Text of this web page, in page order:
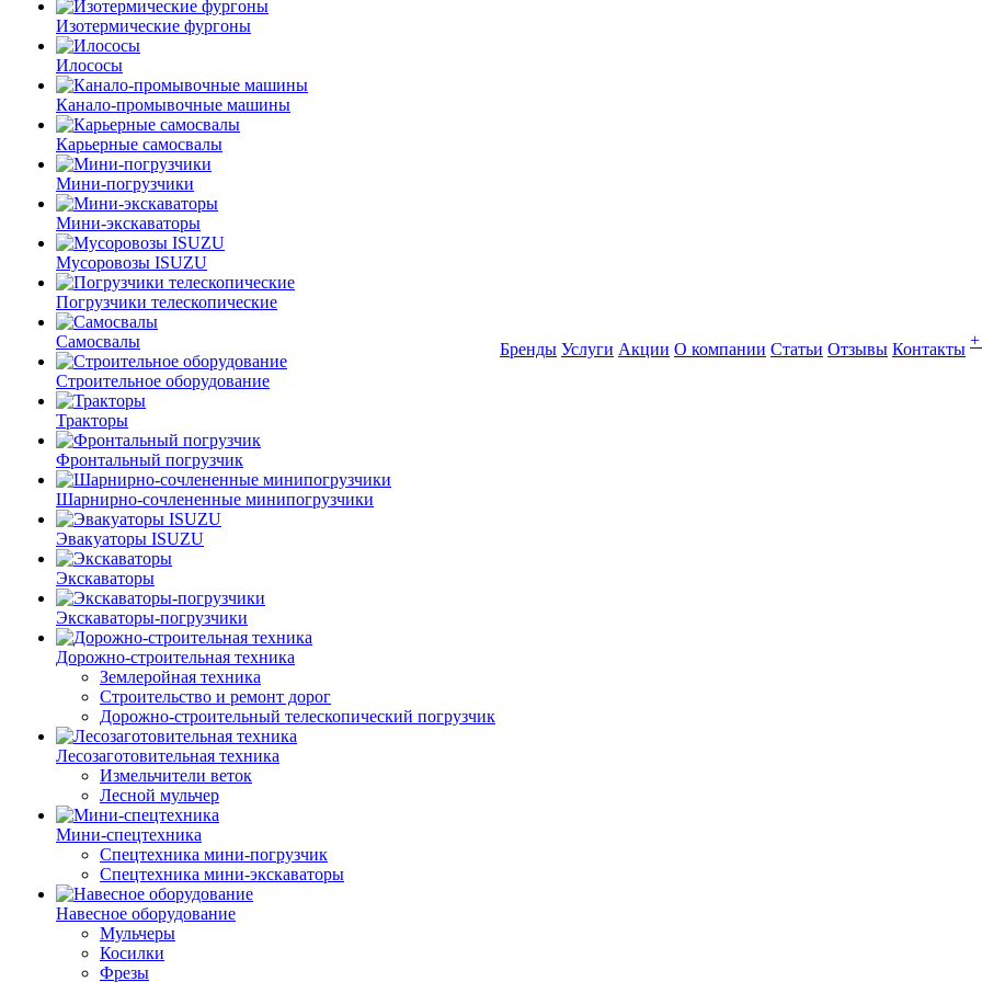
Изотермические фургоны
Илососы
Канало-промывочные машины
Карьерные самосвалы
Мини-погрузчики
Мини-экскаваторы
Мусоровозы ISUZU
Погрузчики телескопические
Самосвалы
Строительное оборудование
Тракторы
Фронтальный погрузчик
Шарнирно-сочлененные минипогрузчики
Эвакуаторы ISUZU
Экскаваторы
Экскаваторы-погрузчики
Дорожно-строительная техника
Землеройная техника
Строительство и ремонт дорог
Дорожно-строительный телескопический погрузчик
Лесозаготовительная техника
Измельчители веток
Лесной мульчер
Мини-спецтехника
Спецтехника мини-погрузчик
Спецтехника мини-экскаваторы
Навесное оборудование
Мульчеры
Косилки
Фрезы
Бренды Услуги Акции О компании Статьи Отзывы Контакты